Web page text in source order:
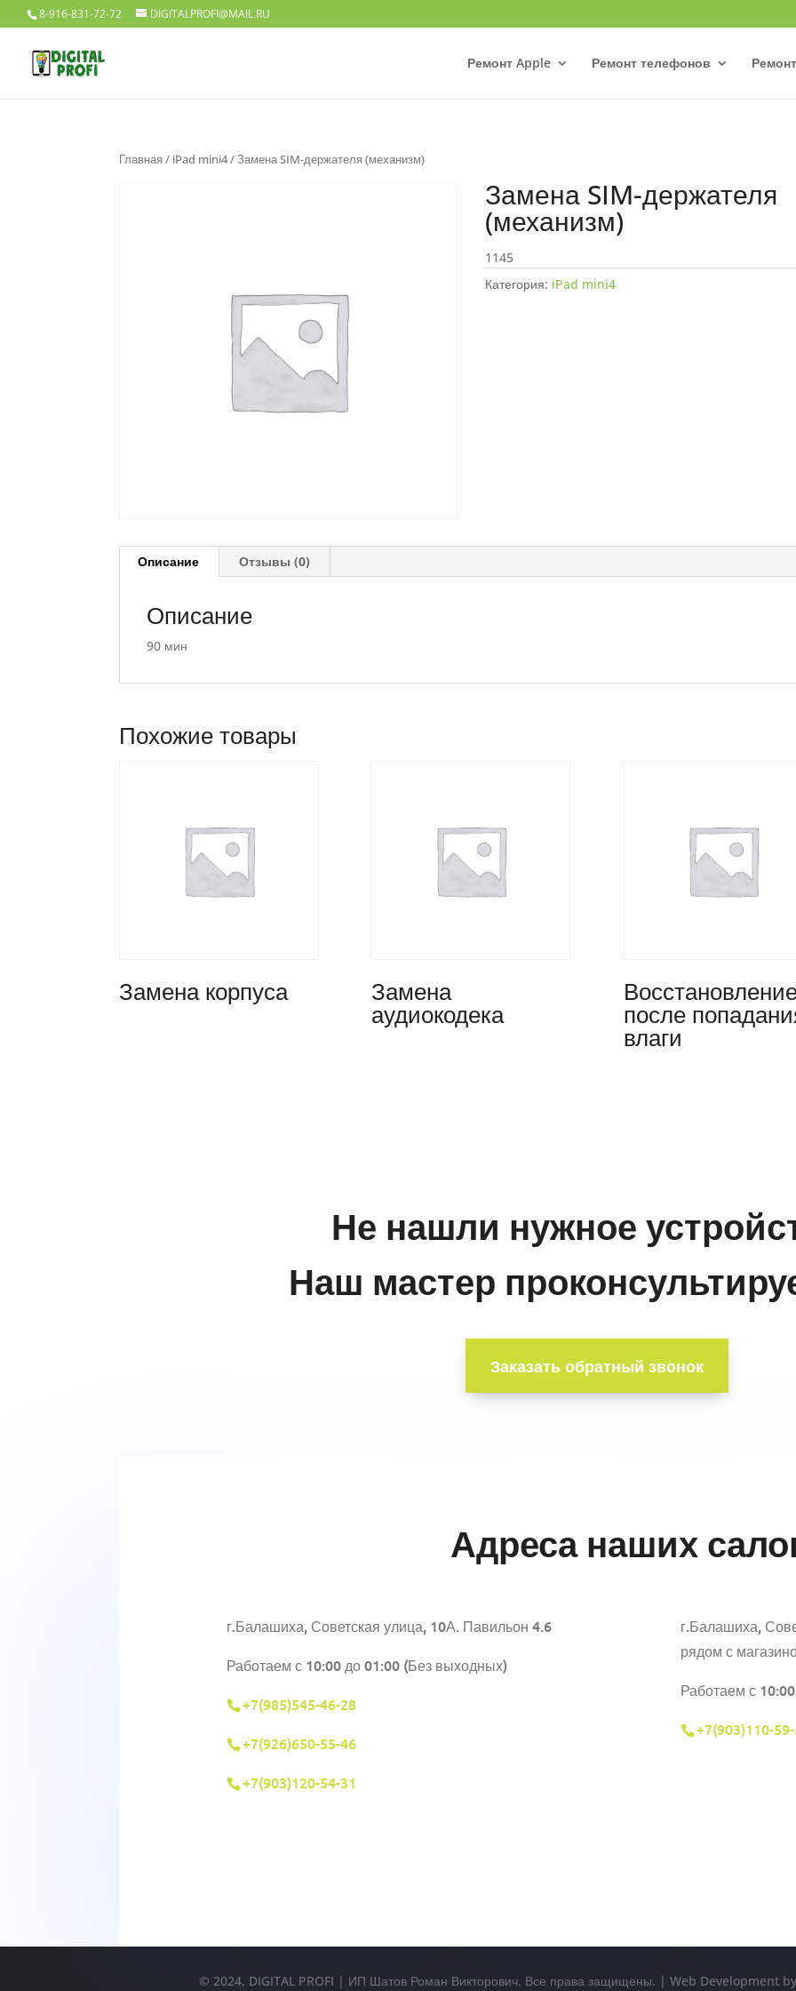
8-916-831-72-72 DIGITALPROFI@MAIL.RU
Ремонт Apple Ремонт телефонов
Главная / iPad mini4/ Замена SIM-держателя (механизм)
Замена SIM-держателя
(механизм)
1145
Категория: iPad mini4
Описание Отзывы (0)
Описание
90 мин
Похожие товары
Замена корпуса Замена
аудиокодека после
влаги
Не нашли нужное
Наш мастер
Заказать обратный звонок
Адреса наших
г.Балашиха, Советская улица, 10А. Павильон 4.6
Работаем с 10:00 до 01:00 (Без выходных)
+7(985)545-46-28
+7(926)650-55-46
+7(903)120-54-31
г.Балашиха,
рядом с
Работаем с
+7(903)110-
© 2024, DIGITAL PROFI | ИП Шатов Роман Викторович. Все права защищены. | Web Development